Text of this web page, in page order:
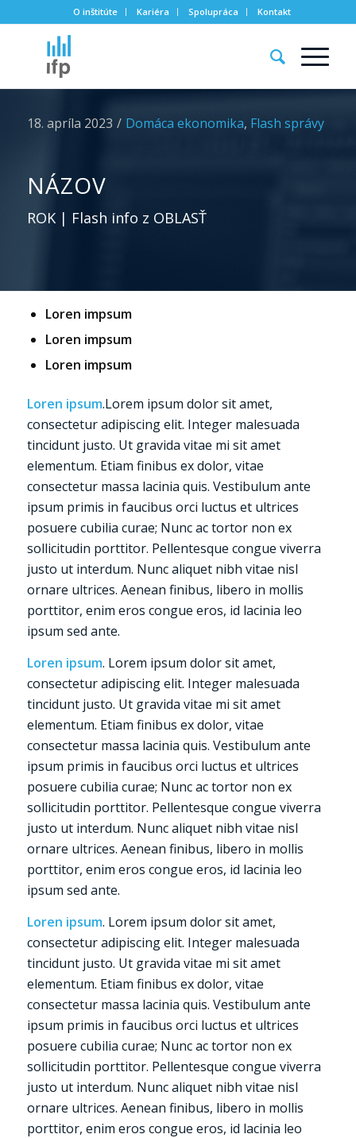
O inštitúte Kariéra Spolupráca Kontakt
18. apríla 2023 / Domáca ekonomika, Flash správy
NÁZOV
ROK | Flash info z OBLASŤ
Loren impsum
Loren impsum
Loren impsum
Loren ipsum.Lorem ipsum dolor sit amet,
consectetur adipiscing elit. Integer malesuada
tincidunt justo. Ut gravida vitae mi sit amet
elementum. Etiam finibus ex dolor, vitae
consectetur massa lacinia quis. Vestibulum ante
ipsum primis in faucibus orci luctus et ultrices
posuere cubilia curae; Nunc ac tortor non ex
sollicitudin porttitor. Pellentesque congue viverra
justo ut interdum. Nunc aliquet nibh vitae nisl
ornare ultrices. Aenean finibus, libero in mollis
porttitor, enim eros congue eros, id lacinia leo
ipsum sed ante.
Loren ipsum. Lorem ipsum dolor sit amet,
consectetur adipiscing elit. Integer malesuada
tincidunt justo. Ut gravida vitae mi sit amet
elementum. Etiam finibus ex dolor, vitae
consectetur massa lacinia quis. Vestibulum ante
ipsum primis in faucibus orci luctus et ultrices
posuere cubilia curae; Nunc ac tortor non ex
sollicitudin porttitor. Pellentesque congue viverra
justo ut interdum. Nunc aliquet nibh vitae nisl
ornare ultrices. Aenean finibus, libero in mollis
porttitor, enim eros congue eros, id lacinia leo
ipsum sed ante.
Loren ipsum. Lorem ipsum dolor sit amet,
consectetur adipiscing elit. Integer malesuada
tincidunt justo. Ut gravida vitae mi sit amet
elementum. Etiam finibus ex dolor, vitae
consectetur massa lacinia quis. Vestibulum ante
ipsum primis in faucibus orci luctus et ultrices
posuere cubilia curae; Nunc ac tortor non ex
sollicitudin porttitor. Pellentesque congue viverra
justo ut interdum. Nunc aliquet nibh vitae nisl
ornare ultrices. Aenean finibus, libero in mollis
porttitor, enim eros congue eros, id lacinia leo